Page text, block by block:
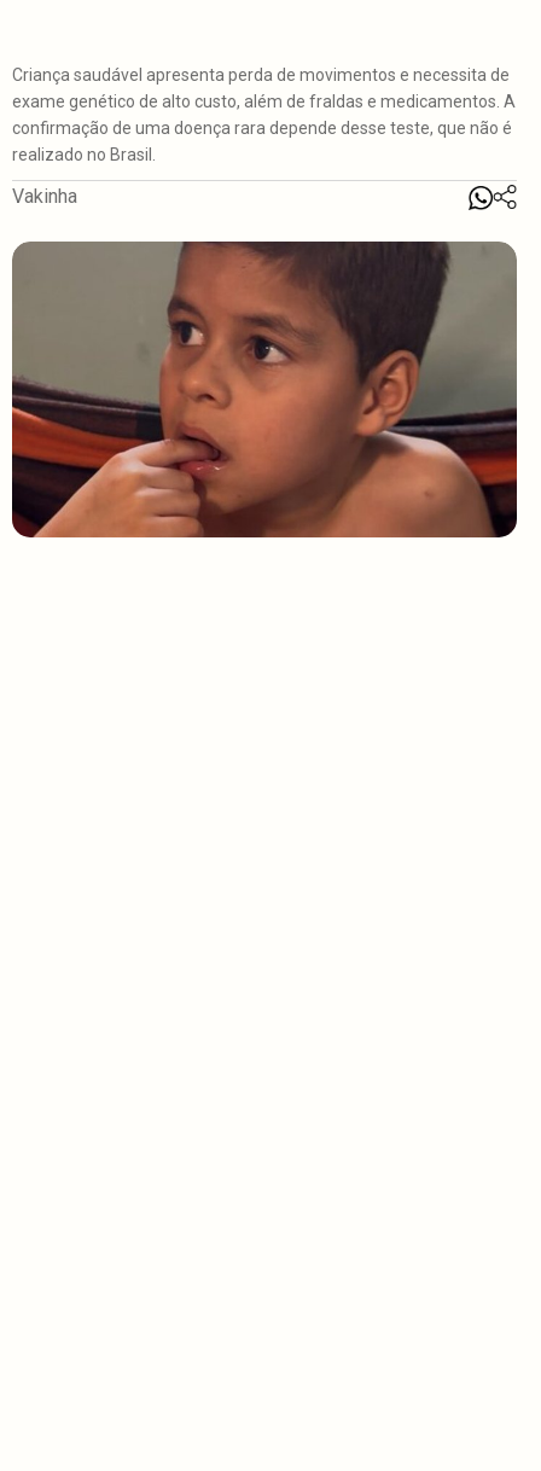
Criança saudável apresenta perda de movimentos e necessita de
exame genético de alto custo, além de fraldas e medicamentos. A
confirmação de uma doença rara depende desse teste, que não é
realizado no Brasil.
Vakinha